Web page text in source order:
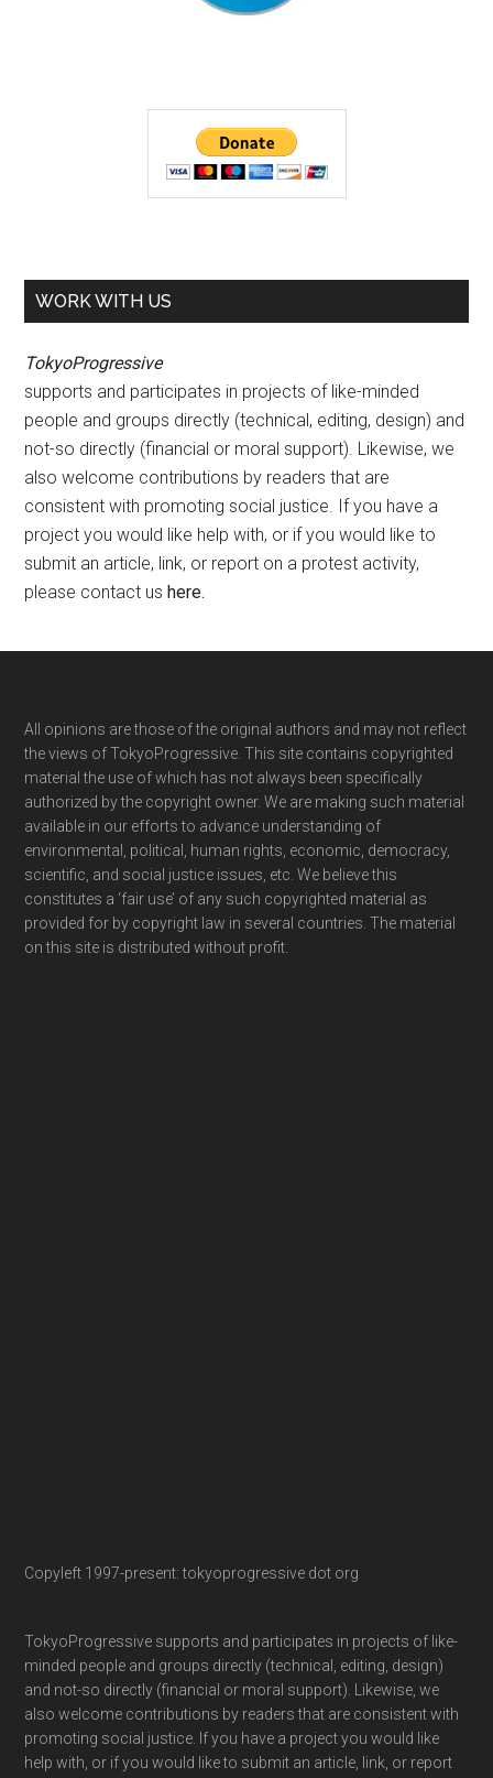
WORK WITH US
TokyoProgressive
supports and participates in projects of like-minded
people and groups directly (technical, editing, design) and
not-so directly (financial or moral support). Likewise, we
also welcome contributions by readers that are
consistent with promoting social justice. If you have a
project you would like help with, or if you would like to
submit an article, link, or report on a protest activity,
please contact ushere.
Footer
All opinions are those of the original authors and may not reflect
the views of TokyoProgressive. This site contains copyrighted
material the use of which has not always been specifically
authorized by the copyright owner. We are making such material
available in our efforts to advance understanding of
environmental, political, human rights, economic, democracy,
scientific, and social justice issues, etc. We believe this
constitutes a ‘fair use’ of any such copyrighted material as
provided for by copyright law in several countries. The material
on this site is distributed without profit.
Copyleft 1997-present: tokyoprogressive dot org
TokyoProgressive supports and participates in projects of like-
minded people and groups directly (technical, editing, design)
and not-so directly (financial or moral support). Likewise, we
also welcome contributions by readers that are consistent with
promoting social justice. If you have a project you would like
help with, or if you would like to submit an article, link, or report